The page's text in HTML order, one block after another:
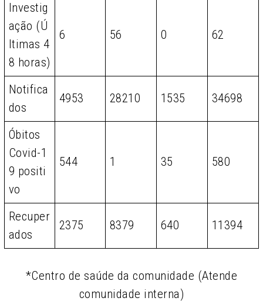
Investig
ação (Ú
ltimas 4
8 horas)
6 56 0 62
Notifica
dos
4953 28210 1535 34698
Óbitos
Covid-1
9 positi
vo
544 1 35 580
Recuper
ados
2375 8379 640 11394
*Centro de saúde da comunidade (Atende
comunidade interna)